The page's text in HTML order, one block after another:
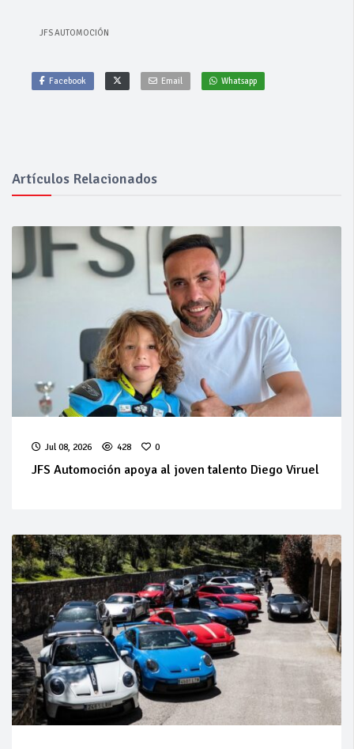
JFS AUTOMOCIÓN
Facebook Email Whatsapp
Artículos Relacionados
Jul 08, 2026 428 0
JFS Automoción apoya al joven talento Diego Viruel